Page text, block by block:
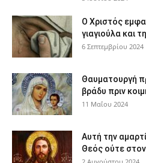
Ο Χριστός
γιαγιούλα και
6 Σεπτεμβρίου 2024
Θαυματουργή
βράδυ πριν
11 Μαΐου 2024
Αυτή την
Θεός ούτε